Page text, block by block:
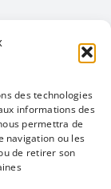
des technologies
informations des
permettra de
navigation ou les
de retirer son